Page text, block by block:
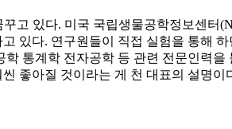
고 있다. 미국 국립생물공학정보센
있다. 연구원들이 직접 실험을 통해
통계학 전자공학 등 관련 전문인력
좋아질 것이라는 게 천 대표의 설명이